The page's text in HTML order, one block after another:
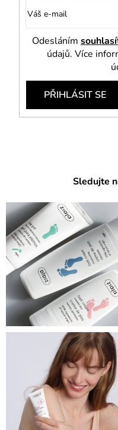
Odesláním
údajů. Více
PŘIHLÁSIT SE
Sledujte